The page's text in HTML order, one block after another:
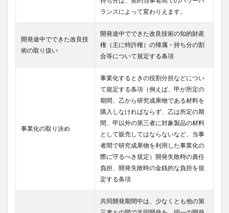
ランスによって変わりえます。
開発途中でできた改良技
術の取り扱い
開発途中でできた改良技術の知的財産
権（主に特許権）の帰属・持ち分の割
合等について規定する条項
事業化の取り決め
事業化するときの役割分担などについ
て規定する条項（例えば、甲が所定の
期間、乙から研究成果物である材料を
購入しなければならず、乙は所定の期
間、甲以外の第三者に対象製品の材料
として販売してはならないなど、当事
者間で研究成果物を利用した事業化の
際に守るべき規定）開発失敗時の責任
負担、開発失敗時の金銭的な負担を規
定する条項
共同開発期間中は、少なくとも他の第